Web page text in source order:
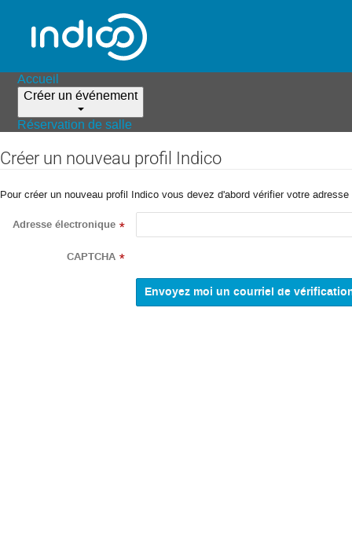
Accueil
Créer un événement
Réservation de salle
Créer un nouveau profil Indico
Pour créer un nouveau profil Indico vous devez d'abord vérifier votre
Adresse électronique *
CAPTCHA *